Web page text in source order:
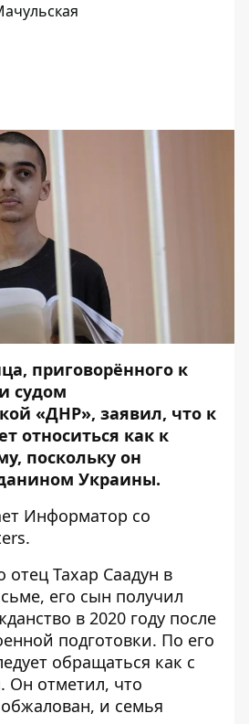
приговорённого к
судом
«ДНР», заявил, что к
относиться как к
поскольку он
Украины.
Информатор со
.
отец Тахар Саадун в
его сын получил
в 2020 году после
подготовки. По его
обращаться как с
Он отметил, что
и семья